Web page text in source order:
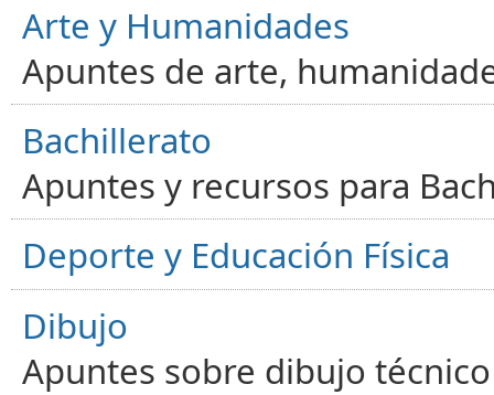
Arte y Humanidades
Apuntes de arte,
Bachillerato
Apuntes y recursos para
Deporte y Educación Física
Dibujo
Apuntes sobre dibujo